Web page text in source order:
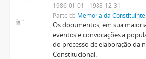
1986-01-01 - 1988-12-31
Parte de Memória da Constituinte
Os documentos, em sua
eventos e convocações a
do processo de elaboração da
Constitucional.